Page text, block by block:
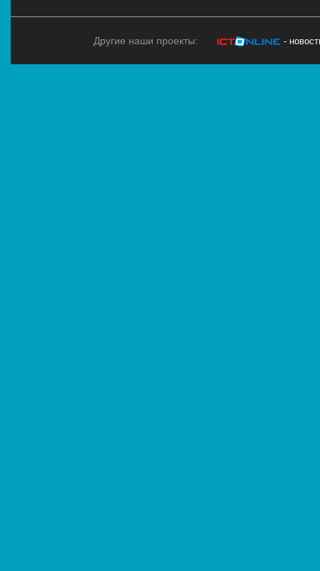
Другие наши проекты: -